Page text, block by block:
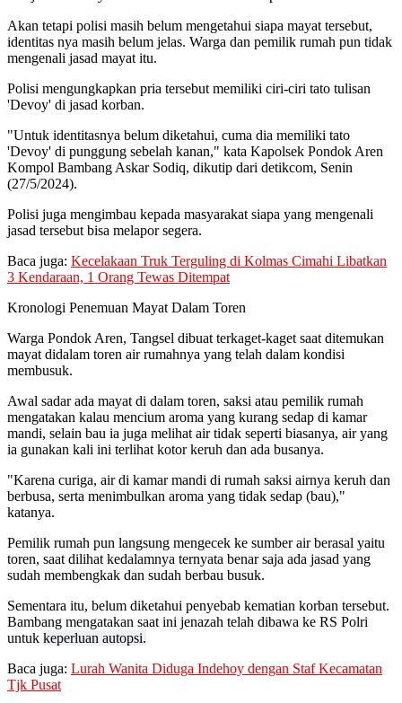
Akan tetapi polisi masih belum mengetahui siapa mayat tersebut,
identitas nya masih belum jelas. Warga dan pemilik rumah pun tidak
mengenali jasad mayat itu.
Polisi mengungkapkan pria tersebut memiliki ciri-ciri tato tulisan
'Devoy' di jasad korban.
"Untuk identitasnya belum diketahui, cuma dia memiliki tato
'Devoy' di punggung sebelah kanan," kata Kapolsek Pondok Aren
Kompol Bambang Askar Sodiq, dikutip dari detikcom, Senin
(27/5/2024).
Polisi juga mengimbau kepada masyarakat siapa yang mengenali
jasad tersebut bisa melapor segera.
Baca juga: Kecelakaan Truk Terguling di Kolmas Cimahi Libatkan
3 Kendaraan, 1 Orang Tewas Ditempat
Kronologi Penemuan Mayat Dalam Toren
Warga Pondok Aren, Tangsel dibuat terkaget-kaget saat ditemukan
mayat didalam toren air rumahnya yang telah dalam kondisi
membusuk.
Awal sadar ada mayat di dalam toren, saksi atau pemilik rumah
mengatakan kalau mencium aroma yang kurang sedap di kamar
mandi, selain bau ia juga melihat air tidak seperti biasanya, air yang
ia gunakan kali ini terlihat kotor keruh dan ada busanya.
"Karena curiga, air di kamar mandi di rumah saksi airnya keruh dan
berbusa, serta menimbulkan aroma yang tidak sedap (bau),"
katanya.
Pemilik rumah pun langsung mengecek ke sumber air berasal yaitu
toren, saat dilihat kedalamnya ternyata benar saja ada jasad yang
sudah membengkak dan sudah berbau busuk.
Sementara itu, belum diketahui penyebab kematian korban tersebut.
Bambang mengatakan saat ini jenazah telah dibawa ke RS Polri
untuk keperluan autopsi.
Baca juga: Lurah Wanita Diduga Indehoy dengan Staf Kecamatan
Tjk Pusat